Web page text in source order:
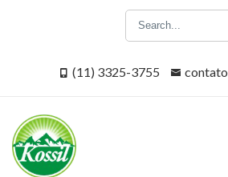
(11) 3325-3755